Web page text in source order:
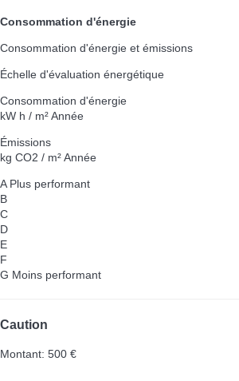
Consommation d'énergie
Consommation d'énergie et émissions
Échelle d'évaluation énergétique
Consommation d'énergie
kW h / m² Année
Émissions
kg CO2 / m² Année
A Plus performant
B
C
D
E
F
G Moins performant
Caution
Montant: 500 €